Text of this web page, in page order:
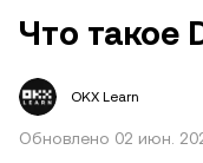
Что такое
OKX Learn
Обновлено 02 июн.